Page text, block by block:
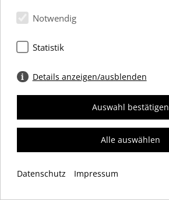
+49 (0) 30 66 69 12 27
DATENSCHUTZ
Notwendig
Statistik
Details anzeigen/ausblenden
Auswahl bestätigen
Alle auswählen
Datenschutz Impressum